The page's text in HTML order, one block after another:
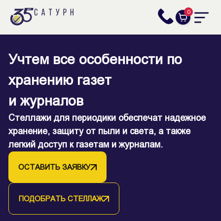
0
Учтем все особенности по
хранению газет
и журналов
Стеллажи для периодики обеспечат надежное
хранение, защиту от пыли и света, а также
легкий доступ к газетам и журналам.
ОСТАВИТЬ ЗАЯВКУ
ПОДОБРАТЬ СТЕЛЛАЖ